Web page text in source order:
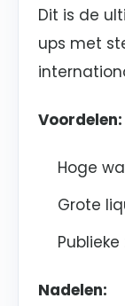
Dit is de
ups met
Voordelen:
Hoge
Grote
Nadelen: